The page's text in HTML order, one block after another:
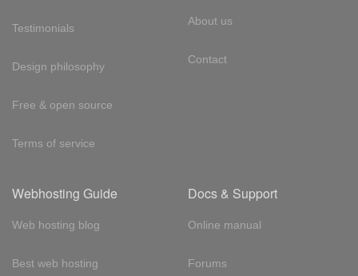
Testimonials
Design philosophy
Free & open source
Terms of service
About us
Contact
Webhosting Guide
Web hosting blog
Best web hosting
Docs & Support
Online manual
Forums